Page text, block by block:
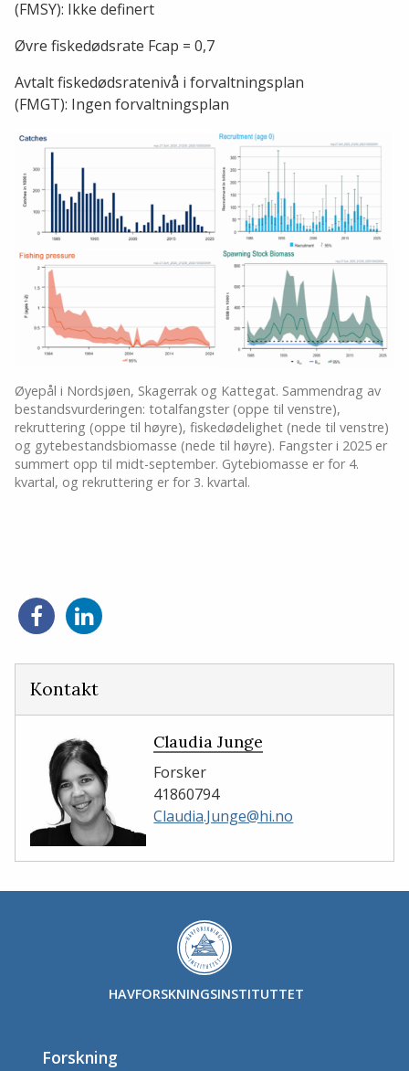
(FMSY): Ikke definert
Øvre fiskedødsrate Fcap = 0,7
Avtalt fiskedødsratenivå i forvaltningsplan
(FMGT): Ingen forvaltningsplan
Øyepål i Nordsjøen, Skagerrak og Kattegat. Sammendrag av
bestandsvurderingen: totalfangster (oppe til venstre),
rekruttering (oppe til høyre), fiskedødelighet (nede til venstre)
og gytebestandsbiomasse (nede til høyre). Fangster i 2025 er
summert opp til midt-september. Gytebiomasse er for 4.
kvartal, og rekruttering er for 3. kvartal.
Del
på
Del
på
Kontakt
Claudia Junge
Forsker
41860794
Claudia.Junge@hi.no
HAVFORSKNINGSINSTITUTTET
Forskning